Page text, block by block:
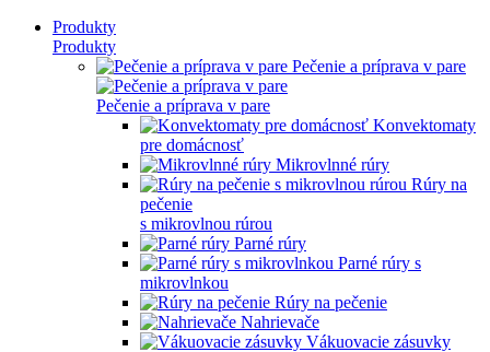
Produkty
Produkty
Pečenie a príprava v pare
Pečenie a príprava v pare
Konvektomaty
pre domácnosť
Mikrovlnné rúry
Rúry na
pečenie
s mikrovlnou rúrou
Parné rúry
Parné rúry s
mikrovlnkou
Rúry na pečenie
Nahrievače
Vákuovacie zásuvky